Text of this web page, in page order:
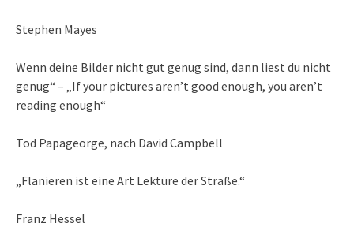
Stephen Mayes
Wenn deine Bilder nicht gut genug sind, dann liest du nicht
genug“ – „If your pictures aren’t good enough, you aren’t
reading enough“
Tod Papageorge, nach David Campbell
„Flanieren ist eine Art Lektüre der Straße.“
Franz Hessel